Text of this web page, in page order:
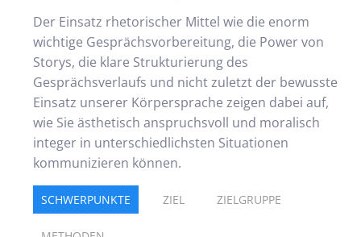
Der Einsatz rhetorischer Mittel wie die enorm
wichtige Gesprächsvorbereitung, die Power von
Storys, die klare Strukturierung des
Gesprächsverlaufs und nicht zuletzt der bewusste
Einsatz unserer Körpersprache zeigen dabei auf,
wie Sie ästhetisch anspruchsvoll und moralisch
integer in unterschiedlichsten Situationen
kommunizieren können.
SCHWERPUNKTE ZIEL ZIELGRUPPE